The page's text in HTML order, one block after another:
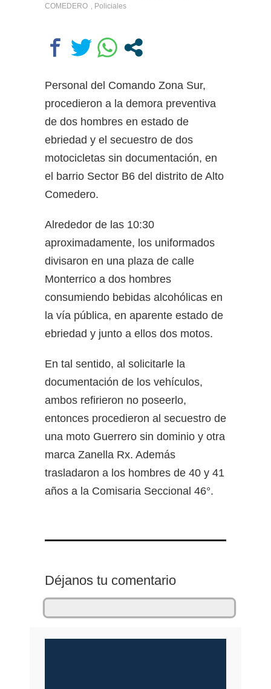
COMEDERO
Policiales
Personal del Comando Zona Sur,
procedieron a la demora preventiva
de dos hombres en estado de
ebriedad y el secuestro de dos
motocicletas sin documentación, en
el barrio Sector B6 del distrito de Alto
Comedero.
Alrededor de las 10:30
aproximadamente, los uniformados
divisaron en una plaza de calle
Monterrico a dos hombres
consumiendo bebidas alcohólicas en
la vía pública, en aparente estado de
ebriedad y junto a ellos dos motos.
En tal sentido, al solicitarle la
documentación de los vehículos,
ambos refirieron no poseerlo,
entonces procedieron al secuestro de
una moto Guerrero sin dominio y otra
marca Zanella Rx. Además
trasladaron a los hombres de 40 y 41
años a la Comisaria Seccional 46°.
Déjanos tu comentario